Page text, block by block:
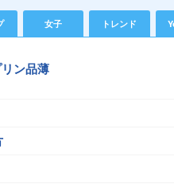
女子 トレンド
ン品薄